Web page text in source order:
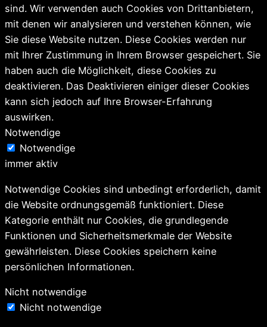
sind. Wir verwenden auch Cookies von Drittanbietern,
mit denen wir analysieren und verstehen können, wie
Sie diese Website nutzen. Diese Cookies werden nur
mit Ihrer Zustimmung in Ihrem Browser gespeichert. Sie
haben auch die Möglichkeit, diese Cookies zu
deaktivieren. Das Deaktivieren einiger dieser Cookies
kann sich jedoch auf Ihre Browser-Erfahrung
auswirken.
Notwendige
Notwendige
immer aktiv
Notwendige Cookies sind unbedingt erforderlich, damit
die Website ordnungsgemäß funktioniert. Diese
Kategorie enthält nur Cookies, die grundlegende
Funktionen und Sicherheitsmerkmale der Website
gewährleisten. Diese Cookies speichern keine
persönlichen Informationen.
Nicht notwendige
Nicht notwendige